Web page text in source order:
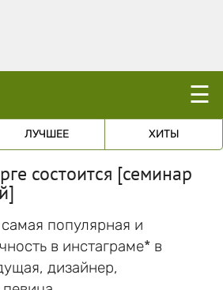
☰
ЛУЧШЕЕ ХИТЫ
состоится [семинар
популярная и
в инстаграме* в
дизайнер,